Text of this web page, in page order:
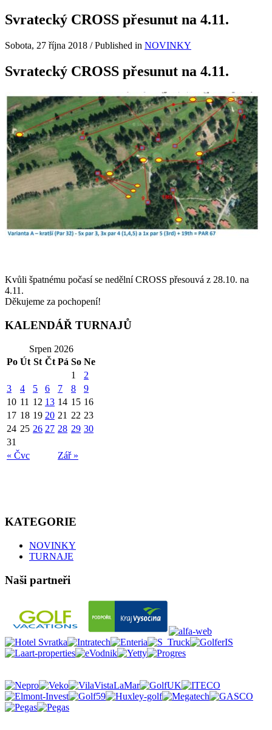
Svratecký CROSS přesunut na 4.11.
Sobota, 27 října 2018 /Published in NOVINKY
Svratecký CROSS přesunut na 4.11.
Kvůli špatnému počasí se nedělní CROSS přesouvá z 28.10. na
4.11.
Děkujeme za pochopení!
KALENDÁŘ TURNAJŮ
Srpen 2026
Po Út St Čt Pá So Ne
« Čvc Zář »
1
2
3
4 5 6 7 8
9
10 11 12 13 14 15 16
17 18 19 20 21 22 23
24 25 26 27 28 29 30
31
KATEGORIE
NOVINKY
TURNAJE
Naši partneři